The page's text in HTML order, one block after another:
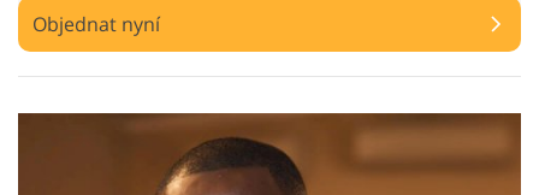
Objednat nyní